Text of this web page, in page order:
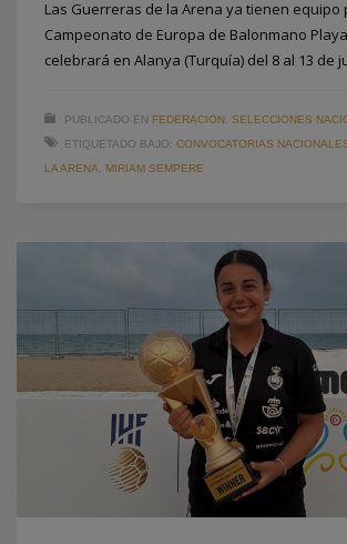
Las Guerreras de la Arena ya tienen equipo
Campeonato de Europa de Balonmano
celebrará en Alanya (Turquía) del 8 al 13 de
PUBLICADO EN FEDERACION SELECCIONES
ETIQUETADO BAJO: CONVOCATORIAS
LA ARENA
MIRIAM SEMPERE